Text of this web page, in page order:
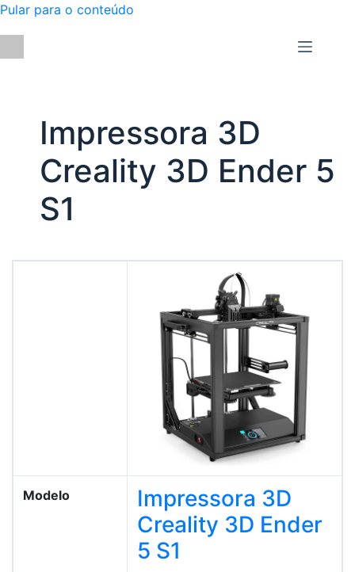
Pular para o conteúdo
Impressora 3D
Creality 3D Ender 5
S1
Modelo
Impressora 3D
Creality 3D Ender
5 S1